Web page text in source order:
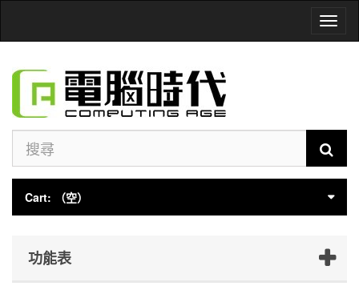
Cart: （空）
功能表